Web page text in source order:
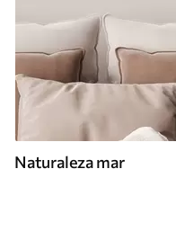
Naturaleza mar